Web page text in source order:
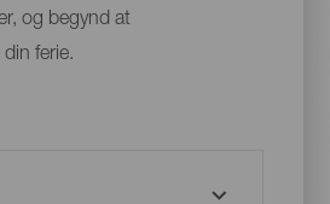
og begynd at
ferie.